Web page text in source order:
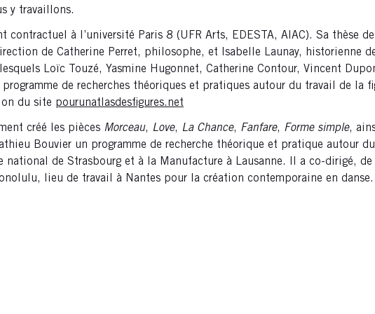
y travaillons.
à l’université Paris 8 (UFR Arts, EDESTA, AIAC). Sa thèse
de Catherine Perret, philosophe, et Isabelle Launay, historienne
Loïc Touzé, Yasmine Hugonnet, Catherine Contour, Vincent
de recherches théoriques et pratiques autour du travail de la
du site pourunatlasdesfigures.net
créé les pièces Morceau, Love, La Chance, Fanfare, Forme simple,
Bouvier un programme de recherche théorique et pratique autour
national de Strasbourg et à la Manufacture à Lausanne. Il a co-dirigé,
lieu de travail à Nantes pour la création contemporaine en danse.